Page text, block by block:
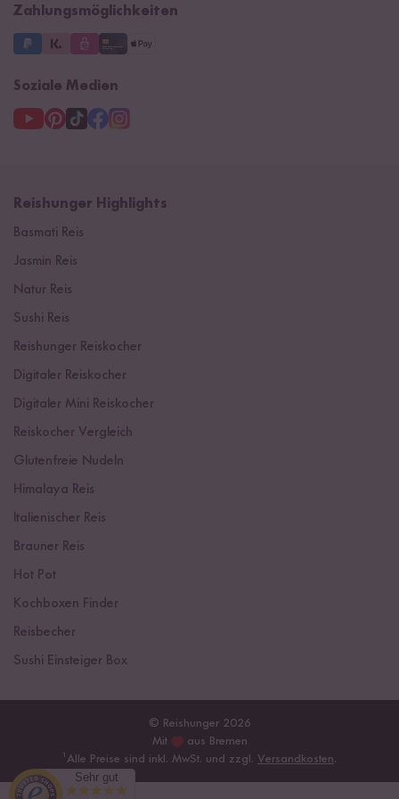
Zahlungsmöglichkeiten
Soziale Medien
Reishunger Highlights
Basmati Reis
Jasmin Reis
Natur Reis
Sushi Reis
Reishunger Reiskocher
Digitaler Reiskocher
Digitaler Mini Reiskocher
Reiskocher Vergleich
Glutenfreie Nudeln
Himalaya Reis
Italienischer Reis
Brauner Reis
Hot Pot
Kochboxen Finder
Reisbecher
Sushi Einsteiger Box
© Reishunger 2026
Mit
aus Bremen
¹ Alle Preise sind inkl. MwSt. und zzgl. Versandkosten.
Sehr gut